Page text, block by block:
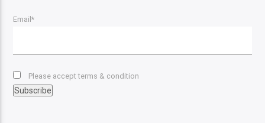
Email*
Please accept terms & condition